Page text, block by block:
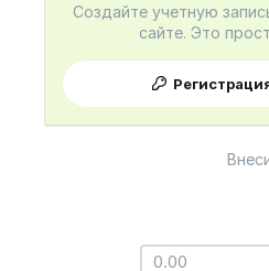
Создайте учетную
сайте. Это